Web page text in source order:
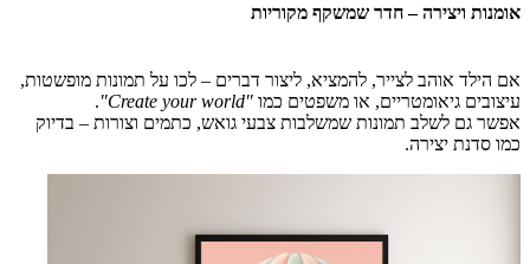
אומנות ויצירה – חדר שמשקף מקוריות
אם הילד אוהב לצייר, להמציא, ליצור דברים – לכו על תמונות מופשטות,
עיצובים גיאומטריים, או משפטים כמו "Create your world"
.
אפשר גם לשלב תמונות שמשלבות צבעי גואש, כתמים וצורות – בדיוק
כמו סדנת יצירה.